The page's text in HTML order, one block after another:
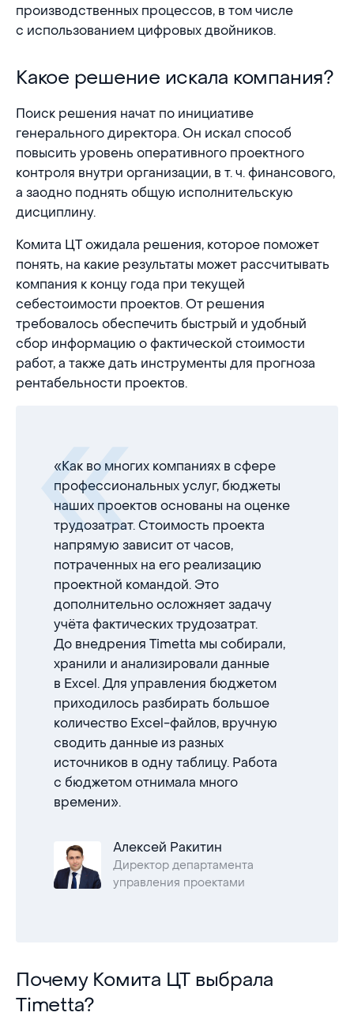
производственных процессов, в том числе
с использованием цифровых двойников.
Какое решение искала компания?
Какое решение искала компания?
Поиск решения начат по инициативе
генерального директора. Он искал способ
повысить уровень оперативного проектного
контроля внутри организации, в т. ч. финансового,
а заодно поднять общую исполнительскую
дисциплину.
Комита ЦТ ожидала решения, которое поможет
понять, на какие результаты может рассчитывать
компания к концу года при текущей
себестоимости проектов. От решения
требовалось обеспечить быстрый и удобный
сбор информацию о фактической стоимости
работ, а также дать инструменты для прогноза
рентабельности проектов.
«Как во многих компаниях в сфере
профессиональных услуг, бюджеты
наших проектов основаны на оценке
трудозатрат. Стоимость проекта
напрямую зависит от часов,
потраченных на его реализацию
проектной командой. Это
дополнительно осложняет задачу
учёта фактических трудозатрат.
До внедрения Timetta мы собирали,
хранили и анализировали данные
в Excel. Для управления бюджетом
приходилось разбирать большое
количество Excel-файлов, вручную
сводить данные из разных
источников в одну таблицу. Работа
с бюджетом отнимала много
времени».
Алексей Ракитин
Директор департамента
управления проектами
Почему Комита ЦТ выбрала Timetta?
Почему Комита ЦТ выбрала
Timetta?